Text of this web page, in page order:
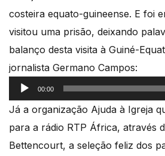
costeira equato-guineense. E foi
visitou uma prisão, deixando
balanço desta visita à Guiné-
jornalista Germano Campos:
Reprodutor
de
00:00
Já a organização Ajuda à Igreja
para a rádio RTP África, através
Bettencourt, a seleção feliz dos